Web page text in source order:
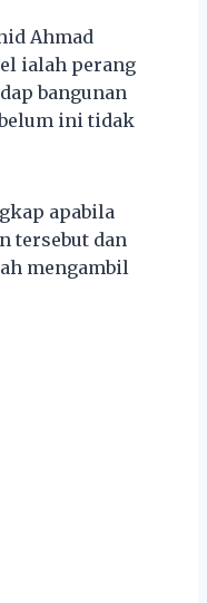
Ahmad
ialah perang
bangunan
ini tidak
apabila
tersebut dan
mengambil